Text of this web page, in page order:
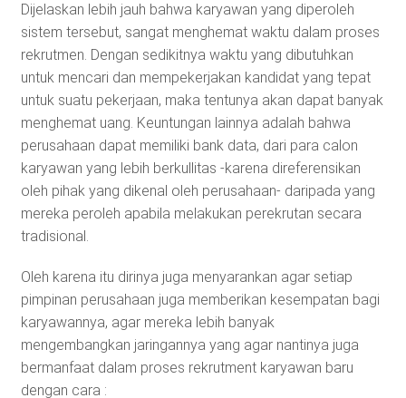
Dijelaskan lebih jauh bahwa karyawan yang diperoleh
sistem tersebut, sangat menghemat waktu dalam proses
rekrutmen. Dengan sedikitnya waktu yang dibutuhkan
untuk mencari dan mempekerjakan kandidat yang tepat
untuk suatu pekerjaan, maka tentunya akan dapat banyak
menghemat uang. Keuntungan lainnya adalah bahwa
perusahaan dapat memiliki bank data, dari para calon
karyawan yang lebih berkullitas -karena direferensikan
oleh pihak yang dikenal oleh perusahaan- daripada yang
mereka peroleh apabila melakukan perekrutan secara
tradisional.
Oleh karena itu dirinya juga menyarankan agar setiap
pimpinan perusahaan juga memberikan kesempatan bagi
karyawannya, agar mereka lebih banyak
mengembangkan jaringannya yang agar nantinya juga
bermanfaat dalam proses rekrutment karyawan baru
dengan cara :